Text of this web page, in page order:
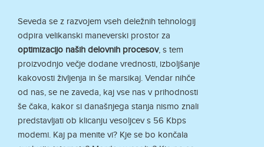
Seveda se z razvojem vseh deležnih tehnologij
odpira velikanski maneverski prostor za
optimizacijo naših delovnih procesov, s tem
proizvodnjo večje dodane vrednosti, izboljšanje
kakovosti življenja in še marsikaj. Vendar nihče
od nas, se ne zaveda, kaj vse nas v prihodnosti
še čaka, kakor si današnjega stanja nismo znali
predstavljati ob klicanju vesoljcev s 56 Kbps
modemi. Kaj pa menite vi? Kje se bo končala